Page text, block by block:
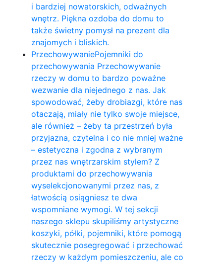
i bardziej nowatorskich, odważnych
wnętrz. Piękna ozdoba do domu to
także świetny pomysł na prezent dla
znajomych i bliskich.
PrzechowywaniePojemniki do
przechowywania Przechowywanie
rzeczy w domu to bardzo poważne
wezwanie dla niejednego z nas. Jak
spowodować, żeby drobiazgi, które nas
otaczają, miały nie tylko swoje miejsce,
ale również – żeby ta przestrzeń była
przyjazna, czytelna i co nie mniej ważne
– estetyczna i zgodna z wybranym
przez nas wnętrzarskim stylem? Z
produktami do przechowywania
wyselekcjonowanymi przez nas, z
łatwością osiągniesz te dwa
wspomniane wymogi. W tej sekcji
naszego sklepu skupiliśmy artystyczne
koszyki, półki, pojemniki, które pomogą
skutecznie posegregować i przechować
rzeczy w każdym pomieszczeniu, ale co